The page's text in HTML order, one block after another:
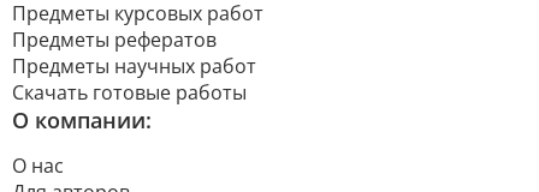
Предметы курсовых работ
Предметы рефератов
Предметы научных работ
Скачать готовые работы
О компании:
О нас